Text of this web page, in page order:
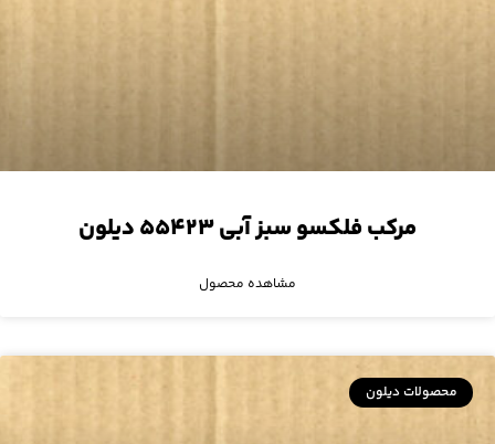
مرکب فلکسو سبز آبی ۵۵۴۲۳ دیلون
مشاهده محصول
محصولات دیلون